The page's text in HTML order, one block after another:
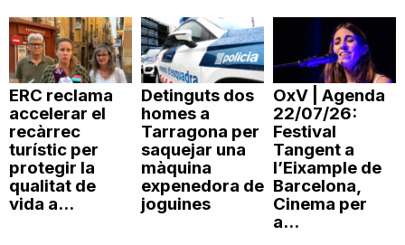
r
r
a
ERC reclama
accelerar el
recàrrec
turístic per
protegir la
qualitat de
vida a...
Detinguts dos
homes a
Tarragona per
saquejar una
màquina
expenedora de
joguines
OxV | Agenda
22/07/26:
Festival
Tangent a
l’Eixample de
Barcelona,
Cinema per
a...